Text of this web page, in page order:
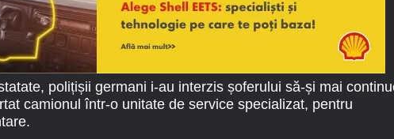
polițișii germani i-au interzis șoferului să-și mai
camionul într-o unitate de service specializat, pentru